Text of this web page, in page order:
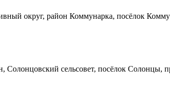
округ, район Коммунарка, посёлок
сельсовет, посёлок Солонцы,